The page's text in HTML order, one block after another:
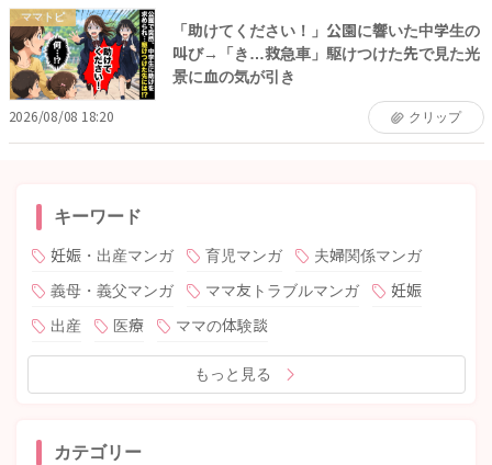
ママトピ
「助けてください！」公園に響いた中学生の
叫び→「き…救急車」駆けつけた先で見た光
景に血の気が引き
2026/08/08 18:20 クリップ
キーワード
妊娠・出産マンガ 育児マンガ
夫婦関係マンガ
義母・義父マンガ
ママ友トラブルマンガ
妊娠
出産
医療 ママの体験談
もっと見る
カテゴリー